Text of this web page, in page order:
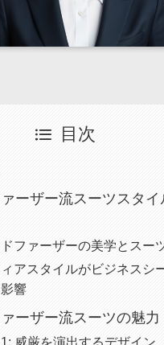
目次
ーザー流スーツスタイ
ファーザーの美学とスー
アスタイルがビジネスシ
響
ーザー流スーツの魅力
威厳を演出するデザイン